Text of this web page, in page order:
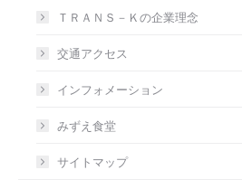
ＴＲＡＮＳ－Ｋの企業理念
交通アクセス
インフォメーション
みずえ食堂
サイトマップ